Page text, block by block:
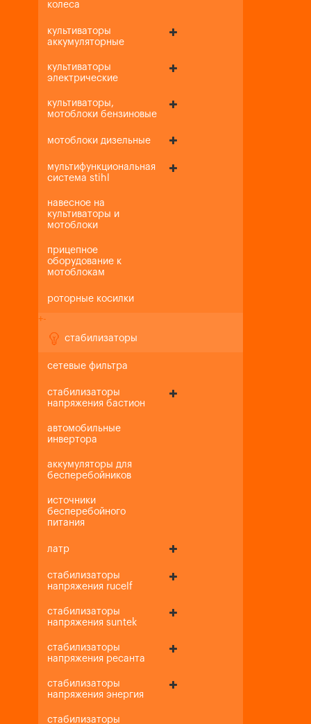
колеса
культиваторы
аккумуляторные
культиваторы
электрические
культиваторы,
мотоблоки бензиновые
мотоблоки дизельные
мультифункциональная
система stihl
навесное на
культиваторы и
мотоблоки
прицепное
оборудование к
мотоблокам
роторные косилки
+-
стабилизаторы
сетевые фильтра
стабилизаторы
напряжения бастион
автомобильные
инвертора
аккумуляторы для
бесперебойников
источники
бесперебойного
питания
латр
стабилизаторы
напряжения rucelf
стабилизаторы
напряжения suntek
стабилизаторы
напряжения ресанта
стабилизаторы
напряжения энергия
стабилизаторы